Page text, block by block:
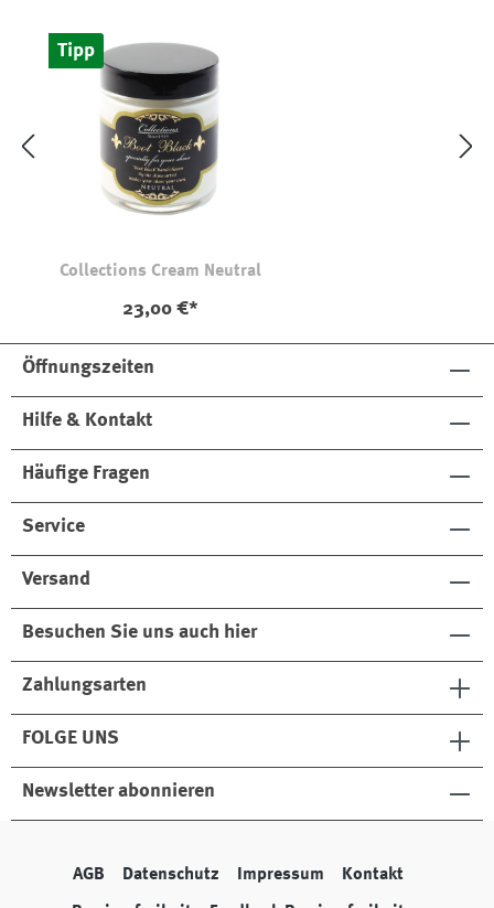
Tipp
Collections Cream Neutral
23,00 €*
Öffnungszeiten
Hilfe & Kontakt
Häufige Fragen
Service
Versand
Besuchen Sie uns auch hier
Zahlungsarten
FOLGE UNS
Newsletter abonnieren
AGB Datenschutz Impressum Kontakt